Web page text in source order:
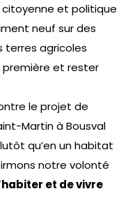
et politique
neuf sur des
terres agricoles
et rester
le projet de
Martin à Bousval
qu’en un habitat
notre volonté
et de vivre